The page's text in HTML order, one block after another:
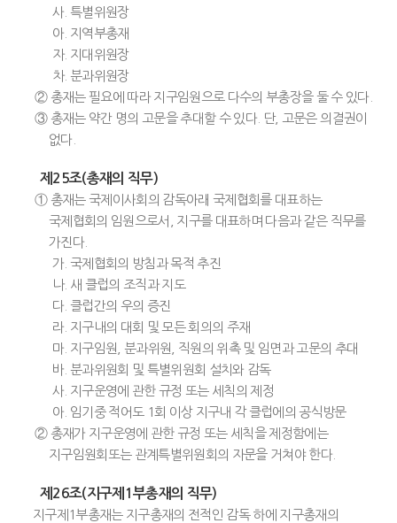
사. 특별위원장
아. 지역부총재
자. 지대위원장
차. 분과위원장
② 총재는 필요에 따라 지구임원으로 다수의 부총장을 둘 수 있다.
③ 총재는 약간 명의 고문을 추대할 수 있다. 단, 고문은 의결권이
없다.
제25조(총재의 직무)
① 총재는 국제이사회의 감독아래 국제협회를 대표하는
국제협회의 임원으로서, 지구를 대표하며 다음과 같은 직무를
가진다.
가. 국제협회의 방침과 목적 추진
나. 새 클럽의 조직과 지도
다. 클럽간의 우의 증진
라. 지구내의 대회 및 모든 회의의 주재
마. 지구임원, 분과위원, 직원의 위촉 및 임면과 고문의 추대
바. 분과위원회 및 특별위원회 설치와 감독
사. 지구운영에 관한 규정 또는 세칙의 제정
아. 임기중 적어도 1회 이상 지구내 각 클럽에의 공식방문
② 총재가 지구운영에 관한 규정 또는 세칙을 제정함에는
지구임원회또는 관계특별위원회의 자문을 거쳐야 한다.
제26조(지구제1부총재의 직무)
지구제1부총재는 지구총재의 전적인 감독 하에 지구총재의